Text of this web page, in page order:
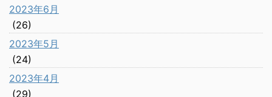
2023年6月
(26)
2023年5月
(24)
2023年4月
(29)